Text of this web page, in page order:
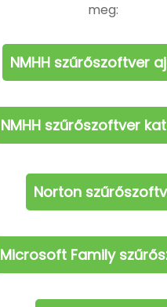
meg:
NMHH szűrőszoftver
NMHH szűrőszoftver
Norton
Microsoft Family